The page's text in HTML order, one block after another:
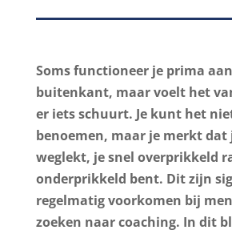
Soms functioneer je prima
buitenkant, maar voelt het
er iets schuurt. Je kunt het
benoemen, maar je merkt dat
weglekt, je snel overprikkeld
onderprikkeld bent. Dit zijn
regelmatig voorkomen bij
zoeken naar coaching. In dit